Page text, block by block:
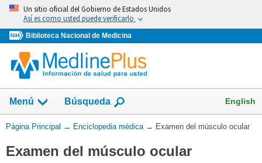
Omita
vaya
al
Contenido
Un sitio oficial del Gobierno de Estados Unidos
Así es como usted puede verificarlo
Biblioteca Nacional de Medicina
Menú Búsqueda English
Usted
aquí:
Página Principal → Enciclopedia médica → Examen del músculo ocular
Examen del músculo ocular